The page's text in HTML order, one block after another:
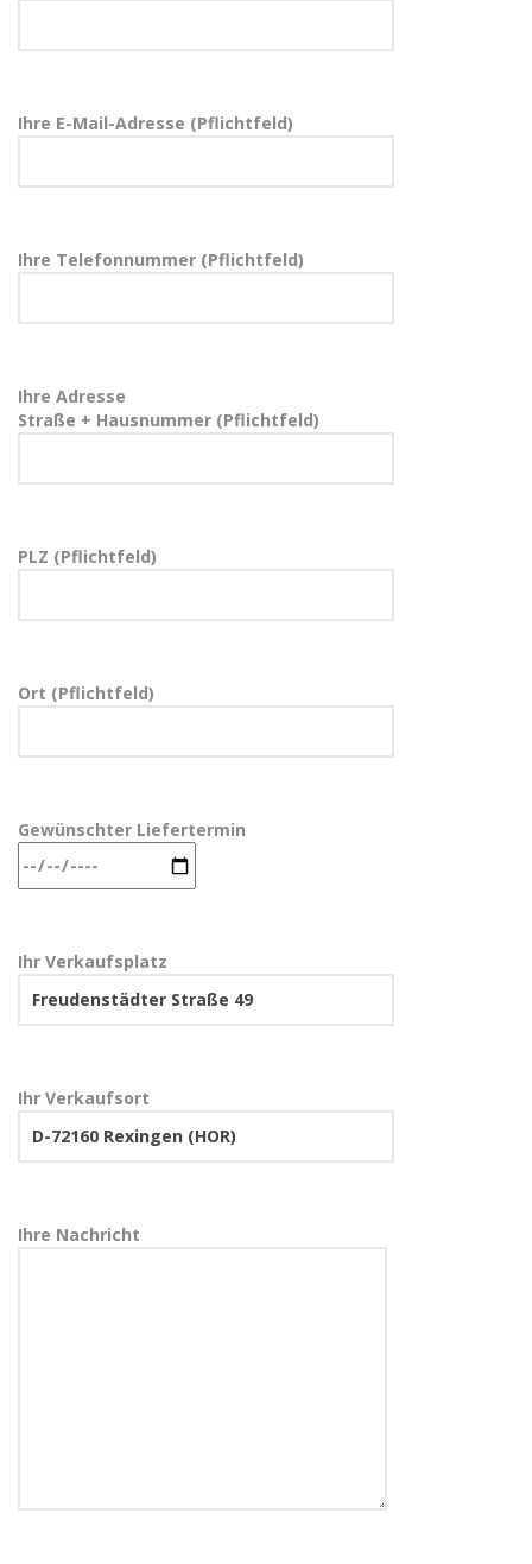
Ihre E-Mail-Adresse (Pflichtfeld)
Ihre Telefonnummer (Pflichtfeld)
Ihre Adresse
Straße + Hausnummer (Pflichtfeld)
PLZ (Pflichtfeld)
Ort (Pflichtfeld)
Gewünschter Liefertermin
Ihr Verkaufsplatz
Ihr Verkaufsort
Ihre Nachricht